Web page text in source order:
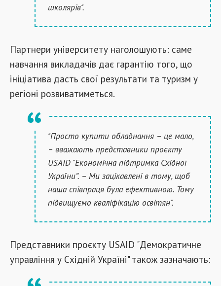
школярів".
Партнери університету наголошують: саме
навчання викладачів дає гарантію того, що
ініціатива дасть свої результати та туризм у
регіоні розвиватиметься.
"Просто купити обладнання – це мало,
– вважають представники проєкту
USAID "Економічна підтримка Східної
України”. – Ми зацікавлені в тому, щоб
наша співпраця була ефективною. Тому
підвищуємо кваліфікацію освітян".
Представники проєкту USAID "Демократичне
управління у Східній Україні" також зазначають: